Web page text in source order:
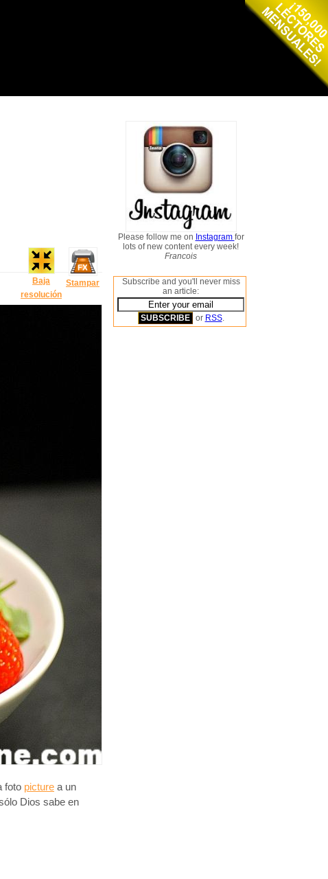
Baja
resolución
Stampar
foto picture a un
Dios sabe en
Please follow me on Instagram for
lots of new content every week!
Francois
Subscribe and you'll never miss
an article:
or RSS.